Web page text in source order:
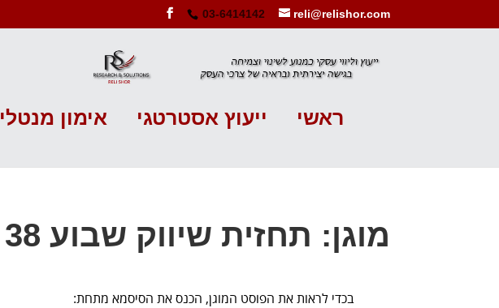
03-6414142 reli@relishor.com
ראשי ייעוץ אסטרטגי אימון מנטלי
מוגן: תחזית שיווק שבוע 38 שנת 2023
בכדי לראות את הפוסט המוגן, הכנס את הסיסמא מתחת: